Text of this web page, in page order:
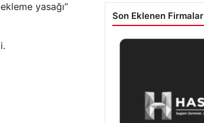
yasağı”
Son Eklenen Firmalar